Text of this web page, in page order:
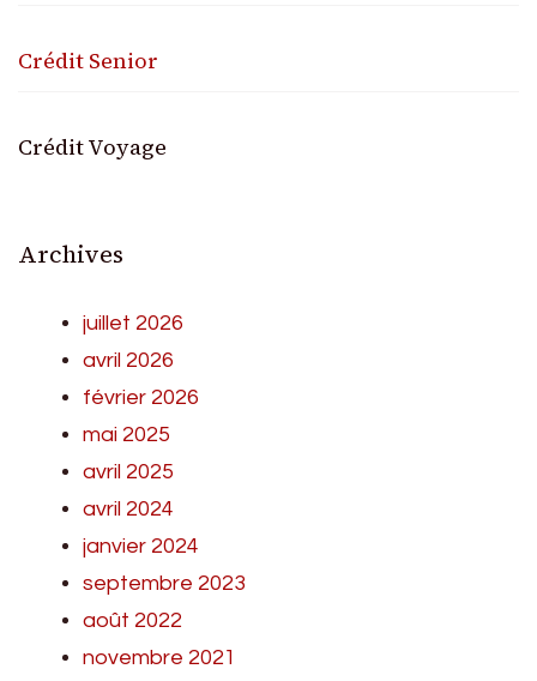
Crédit Senior
Crédit Voyage
Archives
juillet 2026
avril 2026
février 2026
mai 2025
avril 2025
avril 2024
janvier 2024
septembre 2023
août 2022
novembre 2021